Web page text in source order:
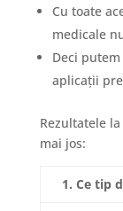
Cu toate
medicale
Deci
aplicații
Rezultatele
mai jos:
1. Ce tip